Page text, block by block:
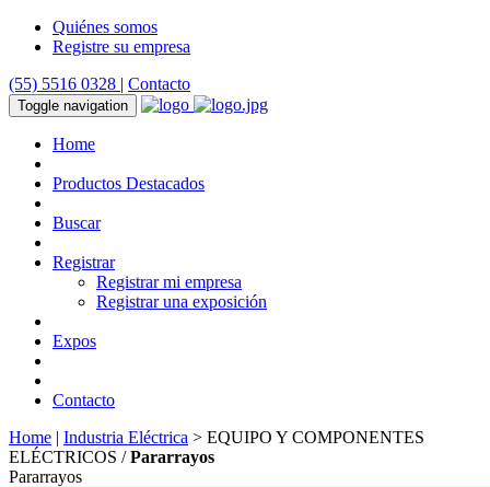
Quiénes somos
Registre su empresa
(55) 5516 0328 | Contacto
Toggle navigation
Home
Productos Destacados
Buscar
Registrar
Registrar mi empresa
Registrar una exposición
Expos
Contacto
Home | Industria Eléctrica > EQUIPO Y COMPONENTES
ELÉCTRICOS /Pararrayos
Pararrayos